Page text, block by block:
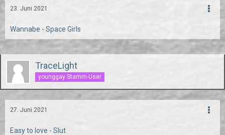
23. Juni 2021
Wannabe - Space Girls
TraceLight
younggay Stamm-User
27. Juni 2021
Easy to love - Slut